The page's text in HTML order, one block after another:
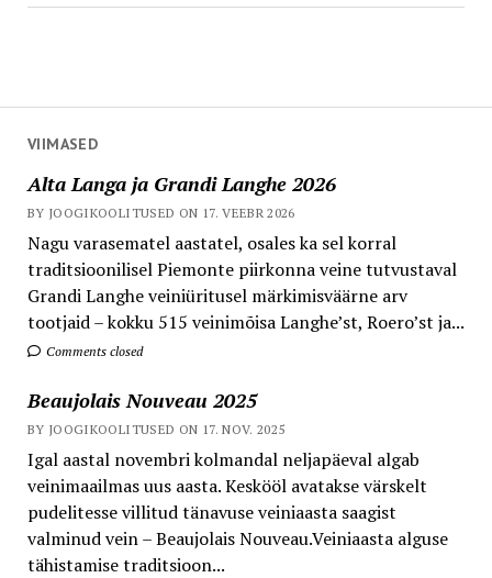
VIIMASED
Alta Langa ja Grandi Langhe 2026
BY JOOGIKOOLITUSED ON 17. VEEBR 2026
Nagu varasematel aastatel, osales ka sel korral
traditsioonilisel Piemonte piirkonna veine tutvustaval
Grandi Langhe veiniüritusel märkimisväärne arv
tootjaid – kokku 515 veinimõisa Langhe’st, Roero’st ja...
Comments closed
Beaujolais Nouveau 2025
BY JOOGIKOOLITUSED ON 17. NOV. 2025
Igal aastal novembri kolmandal neljapäeval algab
veinimaailmas uus aasta. Keskööl avatakse värskelt
pudelitesse villitud tänavuse veiniaasta saagist
valminud vein – Beaujolais Nouveau.Veiniaasta alguse
tähistamise traditsioon...